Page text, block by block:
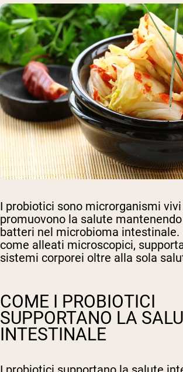
I probiotici sono microrganismi
promuovono la salute
batteri nel microbioma intestinale.
come alleati microscopici,
sistemi corporei oltre alla sola
COME I PROBIOTICI
SUPPORTANO LA
INTESTINALE